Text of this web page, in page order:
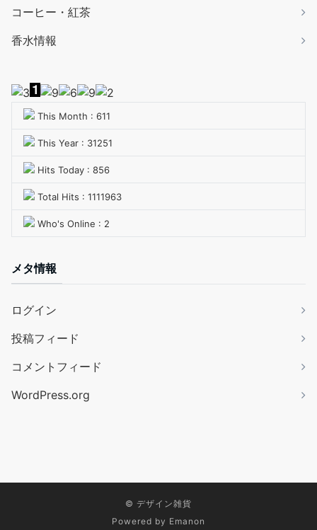
コーヒー・紅茶
香水情報
This Month : 611
This Year : 31251
Hits Today : 856
Total Hits : 1111963
Who's Online : 2
メタ情報
ログイン
投稿フィード
コメントフィード
WordPress.org
© デザイン雑貨
Powered by Emanon